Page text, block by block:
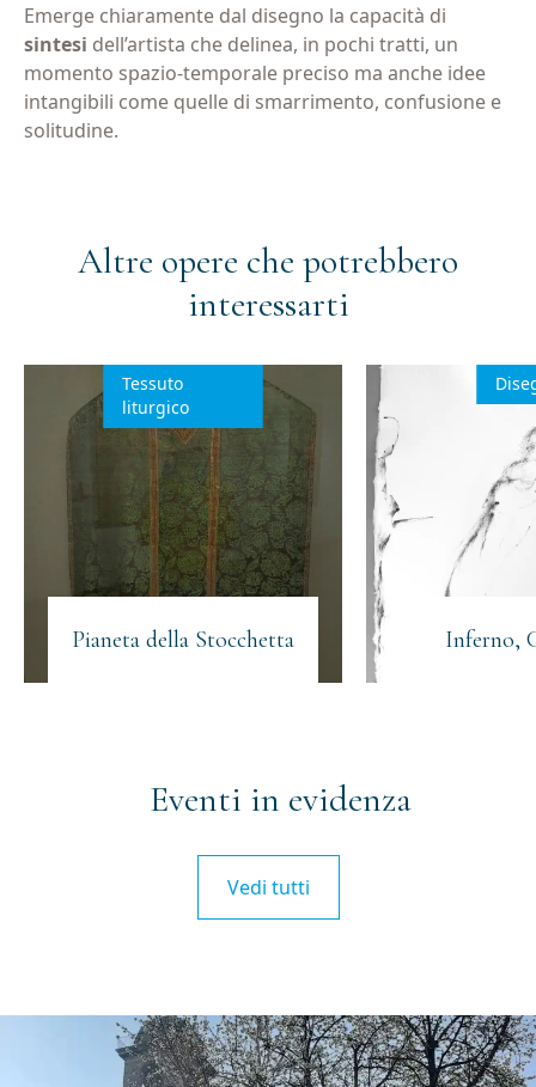
Emerge chiaramente dal disegno la capacità di
sintesi dell’artista che delinea, in pochi tratti, un
momento spazio-temporale preciso ma anche idee
intangibili come quelle di smarrimento, confusione e
solitudine.
Altre opere che potrebbero
interessarti
Pianeta della Stocchetta
Tessuto
liturgico
Inferno,
Eventi in evidenza
Vedi tutti
Iscriviti alla newsletter